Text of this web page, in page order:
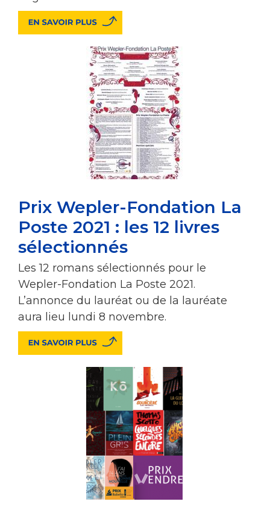
Prix Wepler-Fondation La
Poste 2021 : les 12 livres
sélectionnés
Les 12 romans sélectionnés pour le
Wepler-Fondation La Poste 2021.
L’annonce du lauréat ou de la lauréate
aura lieu lundi 8 novembre.